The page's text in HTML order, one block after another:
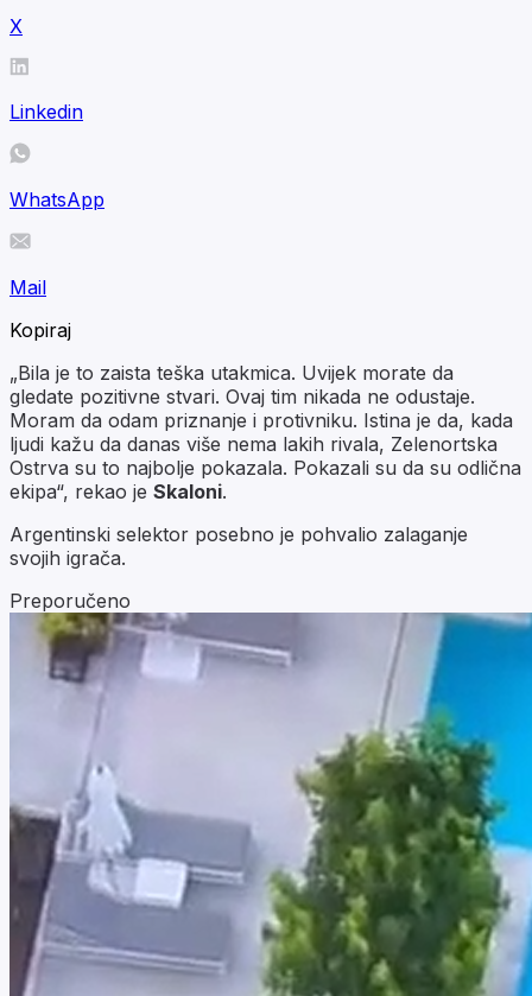
X
Linkedin
WhatsApp
Mail
Kopiraj
„Bila je to zaista teška utakmica. Uvijek morate da
gledate pozitivne stvari. Ovaj tim nikada ne odustaje.
Moram da odam priznanje i protivniku. Istina je da, kada
ljudi kažu da danas više nema lakih rivala, Zelenortska
Ostrva su to najbolje pokazala. Pokazali su da su odlična
ekipa“, rekao je Skaloni.
Argentinski selektor posebno je pohvalio zalaganje
svojih igrača.
Preporučeno